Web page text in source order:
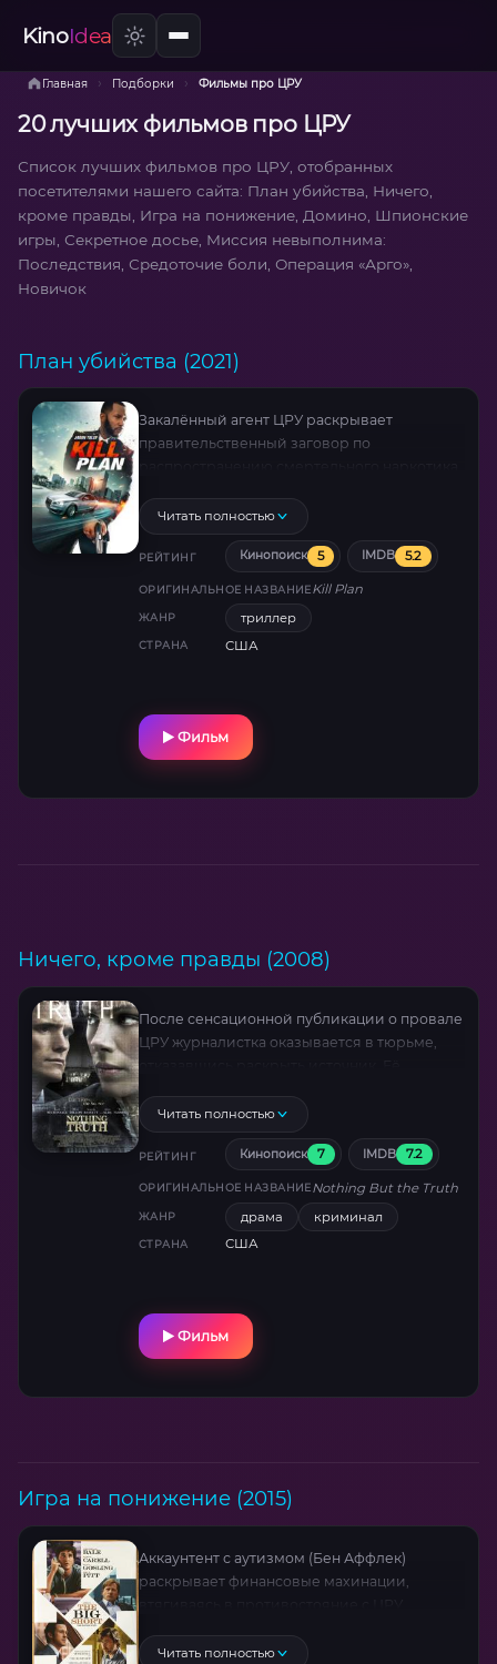
KinoIdea
Главная › Подборки › Фильмы про ЦРУ
20 лучших фильмов про ЦРУ
Список лучших фильмов про ЦРУ, отобранных
посетителями нашего сайта: План убийства, Ничего,
кроме правды, Игра на понижение, Домино, Шпионские
игры, Секретное досье, Миссия невыполнима:
Последствия, Средоточие боли, Операция «Арго»,
Новичок
План убийства (2021)
Закалённый агент ЦРУ раскрывает
правительственный заговор по
гонку на выживание, где доверять нельзя
никому. 71 минута чистого адреналина!
Читать полностью
РЕЙТИНГ Кинопоиск 5 IMDB 5.2
ОРИГИНАЛЬНОЕ НАЗВАНИЕKill Plan
ЖАНР триллер
СТРАНА США
Фильм
Ничего, кроме правды (2008)
После сенсационной публикации о провале
ЦРУ журналистка оказывается в тюрьме,
машиной в смертельной схватке, где цена
правды — разрушенная жизнь.
Читать полностью
РЕЙТИНГ Кинопоиск 7 IMDB 7.2
ОРИГИНАЛЬНОЕ НАЗВАНИЕNothing But the Truth
ЖАНР драма криминал
СТРАНА США
Фильм
Игра на понижение (2015)
Аккаунтент с аутизмом (Бен Аффлек)
раскрывает финансовые махинации,
Джона Уика и загадочный финал. Лента
Читать полностью